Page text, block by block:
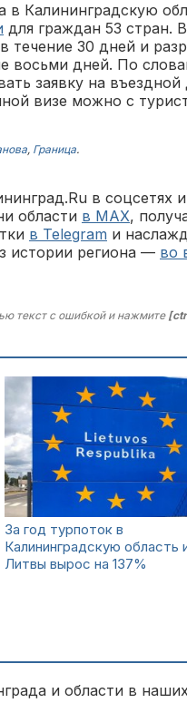
в Калининградскую
для граждан 53 стран.
течение 30 дней и
восьми дней. По
заявку на
визе можно с
, Граница.
в соцсетях
области в MAX,
в Telegram и
истории региона — во
текст с ошибкой и нажмите
За год турпоток в
Калининградскую область
Литвы вырос на 137%
и области в